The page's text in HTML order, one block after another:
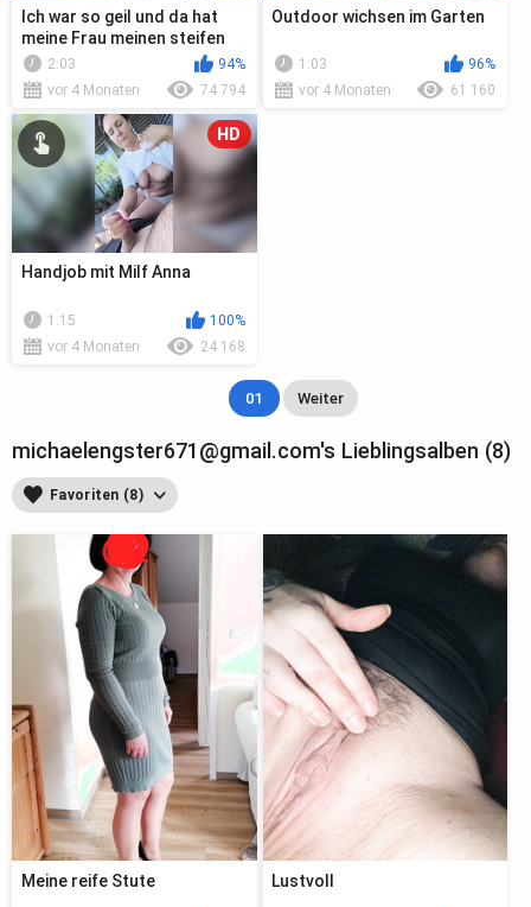
Ich war so geil und da hat
meine Frau meinen steifen
Schwanz
2:03
94%
vor 4 Monaten
74 794
Outdoor wichsen im Garten
1:03
96%
vor 4 Monaten
61 160
HD
Handjob mit Milf Anna
1:15
100%
vor 4 Monaten
24 168
01 Weiter
michaelengster671@gmail.com's Lieblingsalben (8)
Favoriten (8)
Meine reife Stute Lustvoll